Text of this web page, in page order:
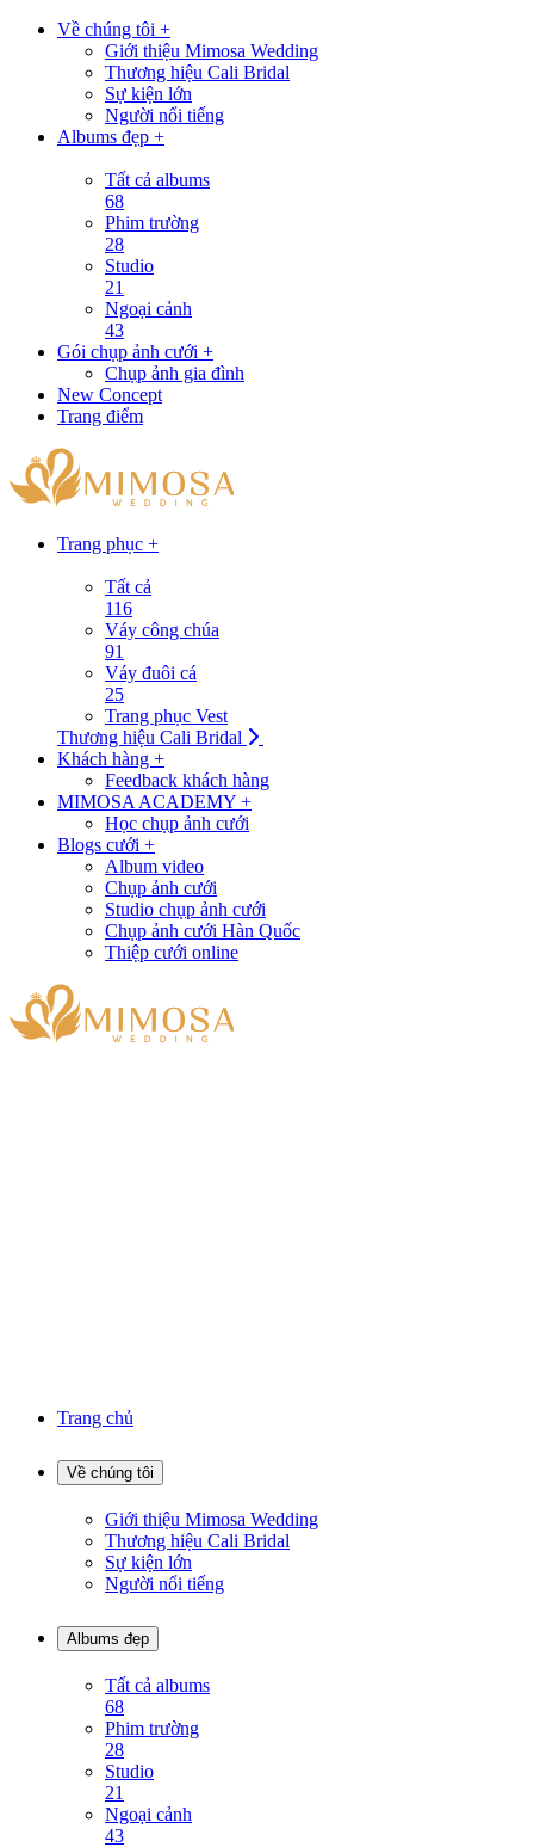
Về chúng tôi +
Giới thiệu Mimosa Wedding
Thương hiệu Cali Bridal
Sự kiện lớn
Người nổi tiếng
Albums đẹp +
Tất cả albums
68
Phim trường
28
Studio
21
Ngoại cảnh
43
Gói chụp ảnh cưới +
Chụp ảnh gia đình
New Concept
Trang điểm
Trang phục +
Tất cả
116
Váy công chúa
91
Váy đuôi cá
25
Trang phục Vest
Thương hiệu Cali Bridal
Khách hàng +
Feedback khách hàng
MIMOSA ACADEMY +
Học chụp ảnh cưới
Blogs cưới +
Album video
Chụp ảnh cưới
Studio chụp ảnh cưới
Chụp ảnh cưới Hàn Quốc
Thiệp cưới online
Trang chủ
Về chúng tôi
Giới thiệu Mimosa Wedding
Thương hiệu Cali Bridal
Sự kiện lớn
Người nổi tiếng
Albums đẹp
Tất cả albums
68
Phim trường
28
Studio
21
Ngoại cảnh
43